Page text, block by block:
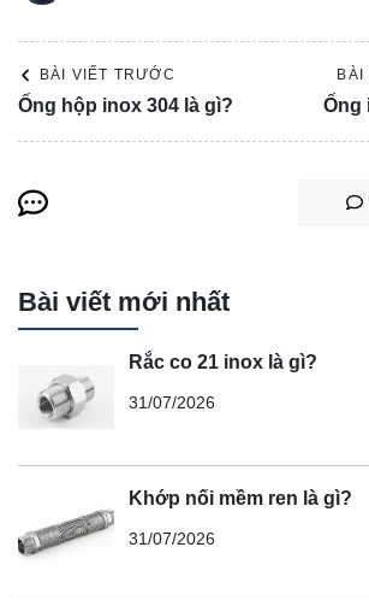
BÀI VIẾT TRƯỚC
Ống hộp inox 304 là gì?
BÀI
Ống
Bài viết mới nhất
Rắc co 21 inox là gì?
31/07/2026
Khớp nối mềm ren là gì?
31/07/2026